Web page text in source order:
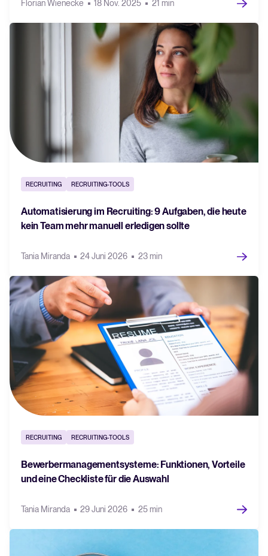
Florian Wienecke 18 Nov. 2025 21 min
RECRUITING RECRUITING-TOOLS
Automatisierung im Recruiting: 9 Aufgaben, die heute
kein Team mehr manuell erledigen sollte
Tania Miranda 24 Juni 2026 23 min
RECRUITING RECRUITING-TOOLS
Bewerbermanagementsysteme: Funktionen, Vorteile
und eine Checkliste für die Auswahl
Tania Miranda 29 Juni 2026 25 min